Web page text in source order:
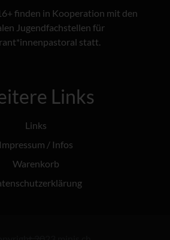
finden in Kooperation mit den
Jugendfachstellen für
statt.
Links
Links
Impressum / Infos
Warenkorb